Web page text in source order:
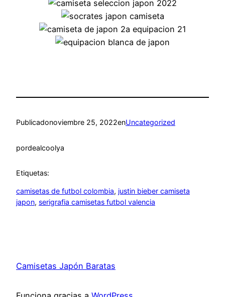
Publicadonoviembre 25, 2022enUncategorized
pordealcoolya
Etiquetas:
camisetas de futbol colombia, justin bieber camiseta
japon, serigrafia camisetas futbol valencia
Camisetas Japón Baratas